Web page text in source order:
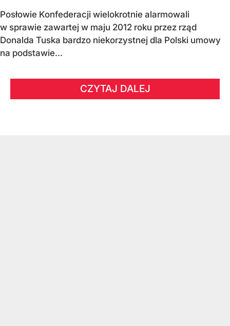
Posłowie Konfederacji wielokrotnie alarmowali
w sprawie zawartej w maju 2012 roku przez rząd
Donalda Tuska bardzo niekorzystnej dla Polski umowy
na podstawie...
CZYTAJ DALEJ